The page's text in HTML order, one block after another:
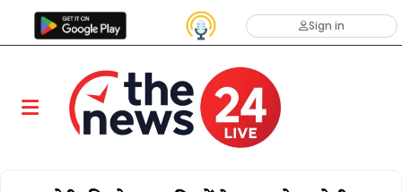
Sign in